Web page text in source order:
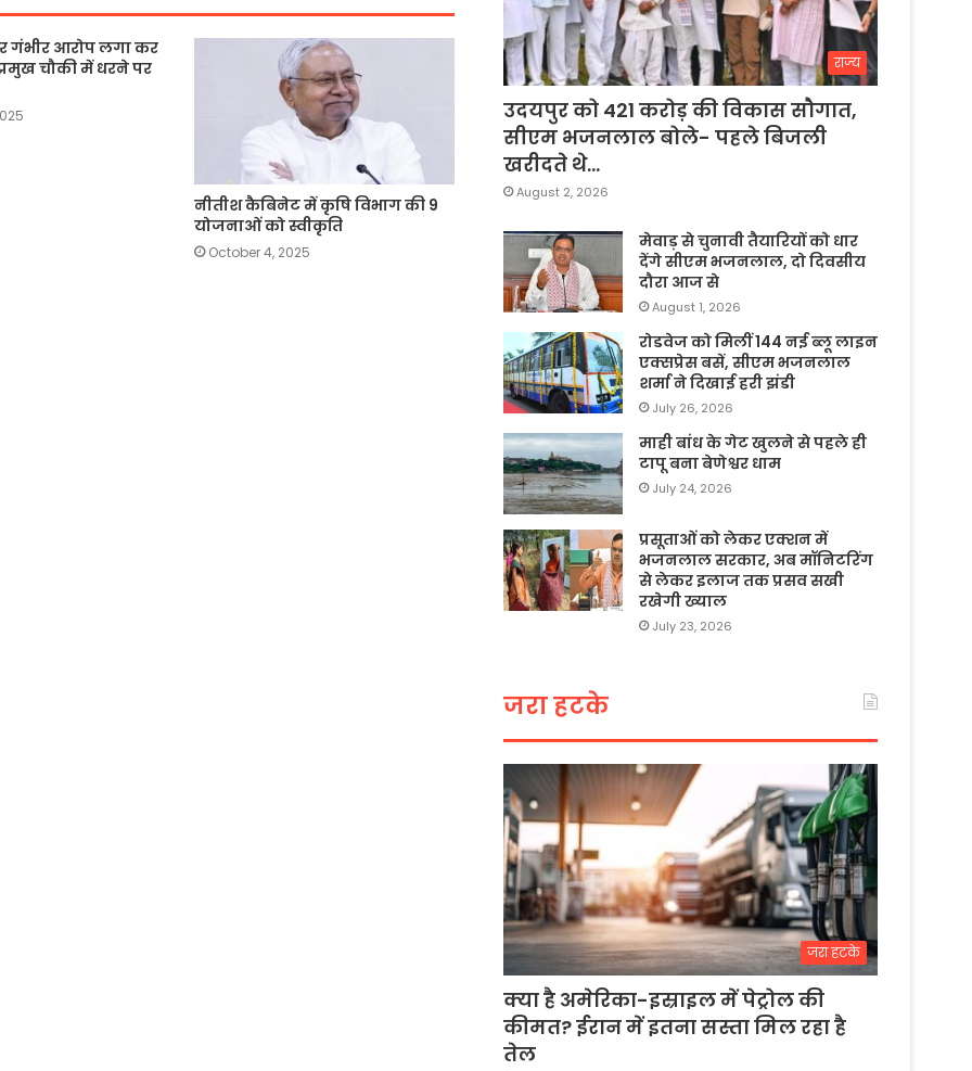
गंभीर आरोप लगा कर
चौकी में धरने पर
नीतीश कैबिनेट में कृषि विभाग की 9
योजनाओं को स्वीकृति
October 4, 2025
राज्य
उदयपुर को 421 करोड़ की विकास सौगात,
सीएम भजनलाल बोले- पहले बिजली
खरीदते थे…
August 2, 2026
मेवाड़ से चुनावी तैयारियों को धार
देंगे सीएम भजनलाल, दो दिवसीय
दौरा आज से
August 1, 2026
रोडवेज को मिलीं 144 नई ब्लू लाइन
एक्सप्रेस बसें, सीएम भजनलाल
शर्मा ने दिखाई हरी झंडी
July 26, 2026
माही बांध के गेट खुलने से पहले ही
टापू बना बेणेश्वर धाम
July 24, 2026
प्रसूताओं को लेकर एक्शन में
भजनलाल सरकार, अब मॉनिटरिंग
से लेकर इलाज तक प्रसव सखी
रखेगी ख्याल
July 23, 2026
जरा हटके
जरा हटके
क्या है अमेरिका-इस्राइल में पेट्रोल की
कीमत? ईरान में इतना सस्ता मिल रहा है
तेल